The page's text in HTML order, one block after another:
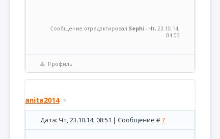
Сообщение отредактировал Sephi - Чт, 23.10.14,
04:03
Профиль
anita2014
Дата: Чт, 23.10.14, 08:51 | Сообщение #7